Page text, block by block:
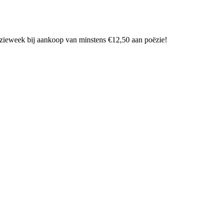
bij aankoop van minstens €12,50 aan poëzie!